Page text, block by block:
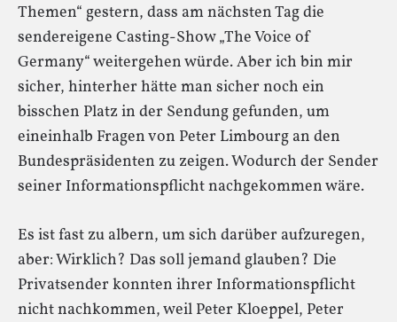
Themen“ gestern, dass am nächsten Tag die
sendereigene Casting-Show „The Voice of
Germany“ weitergehen würde. Aber ich bin mir
sicher, hinterher hätte man sicher noch ein
bisschen Platz in der Sendung gefunden, um
eineinhalb Fragen von Peter Limbourg an den
Bundespräsidenten zu zeigen. Wodurch der Sender
seiner Informationspflicht nachgekommen wäre.
Es ist fast zu albern, um sich darüber aufzuregen,
aber: Wirklich? Das soll jemand glauben? Die
Privatsender konnten ihrer Informationspflicht
nicht nachkommen, weil Peter Kloeppel, Peter